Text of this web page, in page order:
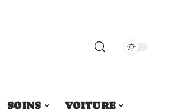
SOINS VOITURE